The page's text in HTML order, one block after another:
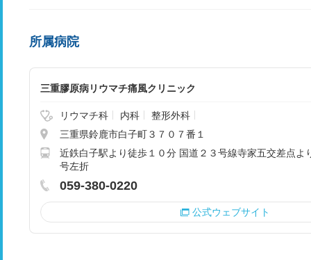
所属病院
三重膠原病リウマチ痛風クリニック
リウマチ科 内科
整形外科
三重県鈴鹿市白子町３７０７番１
近鉄白子駅より徒歩１０分 国道２３号線寺家五交差点よ
号左折
059-380-0220
公式ウェブサイト